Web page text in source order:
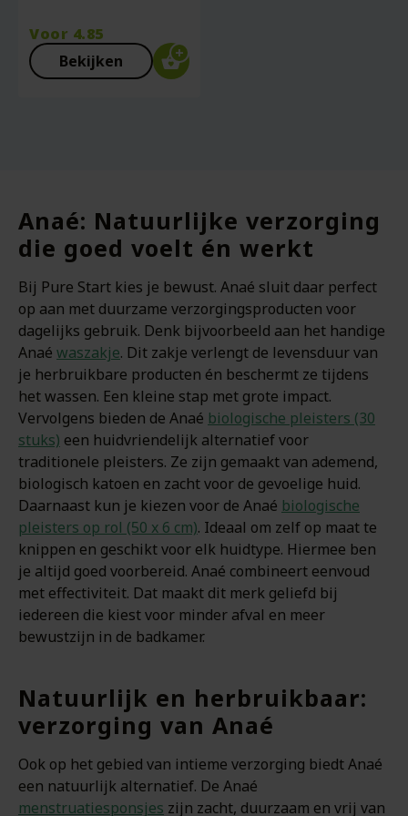
Voor 4.85
Bekijken
Anaé: Natuurlijke verzorging
die goed voelt én werkt
Bij Pure Start kies je bewust. Anaé sluit daar perfect
op aan met duurzame verzorgingsproducten voor
dagelijks gebruik. Denk bijvoorbeeld aan het handige
Anaé waszakje. Dit zakje verlengt de levensduur van
je herbruikbare producten én beschermt ze tijdens
het wassen. Een kleine stap met grote impact.
Vervolgens bieden de Anaé biologische pleisters (30
stuks) een huidvriendelijk alternatief voor
traditionele pleisters. Ze zijn gemaakt van ademend,
biologisch katoen en zacht voor de gevoelige huid.
Daarnaast kun je kiezen voor de Anaé biologische
pleisters op rol (50 x 6 cm). Ideaal om zelf op maat te
knippen en geschikt voor elk huidtype. Hiermee ben
je altijd goed voorbereid. Anaé combineert eenvoud
met effectiviteit. Dat maakt dit merk geliefd bij
iedereen die kiest voor minder afval en meer
bewustzijn in de badkamer.
Natuurlijk en herbruikbaar:
verzorging van Anaé
Ook op het gebied van intieme verzorging biedt Anaé
een natuurlijk alternatief. De Anaé
menstruatiesponsjes zijn zacht, duurzaam en vrij van